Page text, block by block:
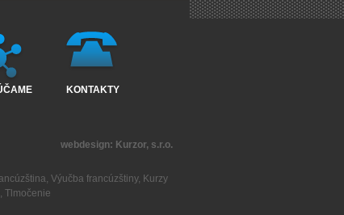
KONTAKTY
webdesign: Kurzor, s.r.o.
, Výučba francúzštiny, Kurzy
, Tlmočenie